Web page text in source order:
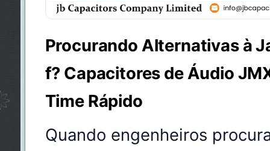
Procurando Alternativas à
f? Capacitores de Áudio
Time Rápido
Quando engenheiros